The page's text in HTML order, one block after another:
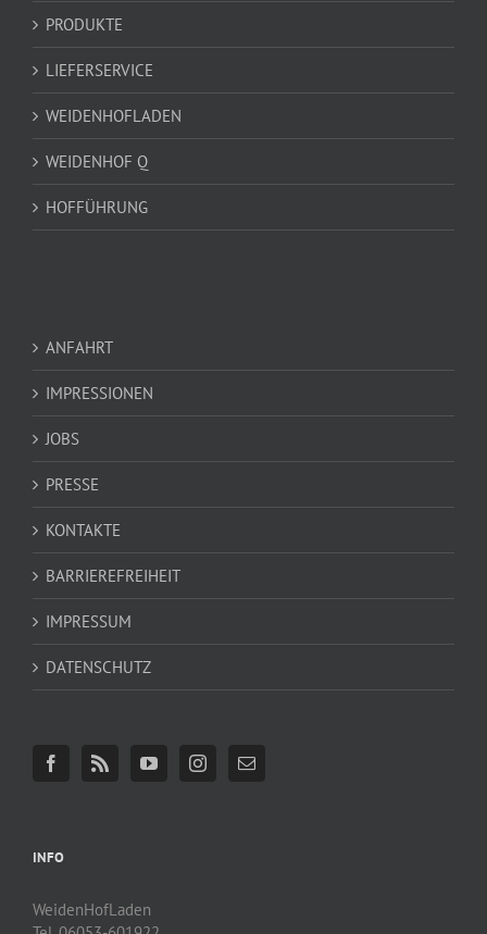
PRODUKTE
LIEFERSERVICE
WEIDENHOFLADEN
WEIDENHOF Q
HOFFÜHRUNG
ANFAHRT
IMPRESSIONEN
JOBS
PRESSE
KONTAKTE
BARRIEREFREIHEIT
IMPRESSUM
DATENSCHUTZ
INFO
WeidenHofLaden